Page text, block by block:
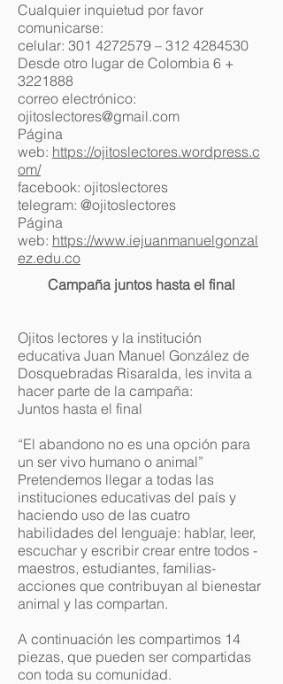
Cualquier inquietud por favor
comunicarse:
celular: 301 4272579 – 312 4284530
Desde otro lugar de Colombia 6 +
3221888
correo electrónico:
ojitoslectores@gmail.com
Página
web: https://ojitoslectores.wordpress.c
om/
facebook: ojitoslectores
telegram: @ojitoslectores
Página
web: https://www.iejuanmanuelgonzal
ez.edu.co
Campaña juntos hasta el final
Ojitos lectores y la institución
educativa Juan Manuel González de
Dosquebradas Risaralda, les invita a
hacer parte de la campaña:
Juntos hasta el final
“El abandono no es una opción para
un ser vivo humano o animal”
Pretendemos llegar a todas las
instituciones educativas del país y
haciendo uso de las cuatro
habilidades del lenguaje: hablar, leer,
escuchar y escribir crear entre todos -
maestros, estudiantes, familias-
acciones que contribuyan al bienestar
animal y las compartan.
A continuación les compartimos 14
piezas, que pueden ser compartidas
con toda su comunidad.